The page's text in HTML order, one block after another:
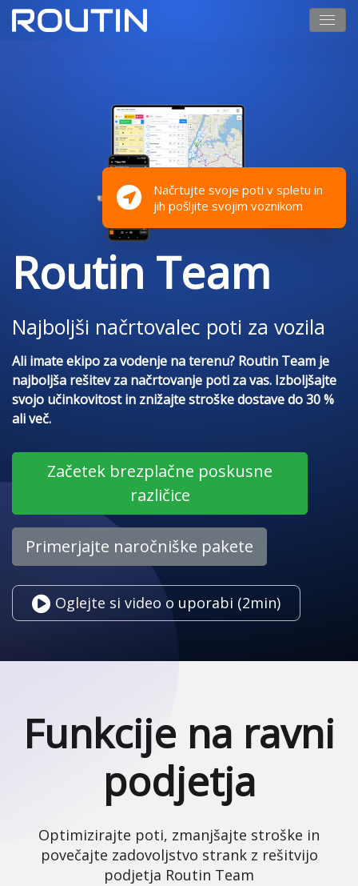
Načrtujte svoje poti v spletu in
jih pošljite svojim voznikom
Routin Team
Najboljši načrtovalec poti za vozila
Ali imate ekipo za vodenje na terenu? Routin Team je
najboljša rešitev za načrtovanje poti za vas. Izboljšajte
svojo učinkovitost in znižajte stroške dostave do 30 %
ali več.
Začetek brezplačne poskusne
različice
Primerjajte naročniške pakete
Oglejte si video o uporabi (2min)
Funkcije na ravni
podjetja
Optimizirajte poti, zmanjšajte stroške in
povečajte zadovoljstvo strank z rešitvijo
podjetja Routin Team